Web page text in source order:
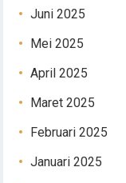
Juni 2025
Mei 2025
April 2025
Maret 2025
Februari 2025
Januari 2025